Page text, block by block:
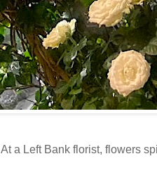
At a Left Bank florist, flowers